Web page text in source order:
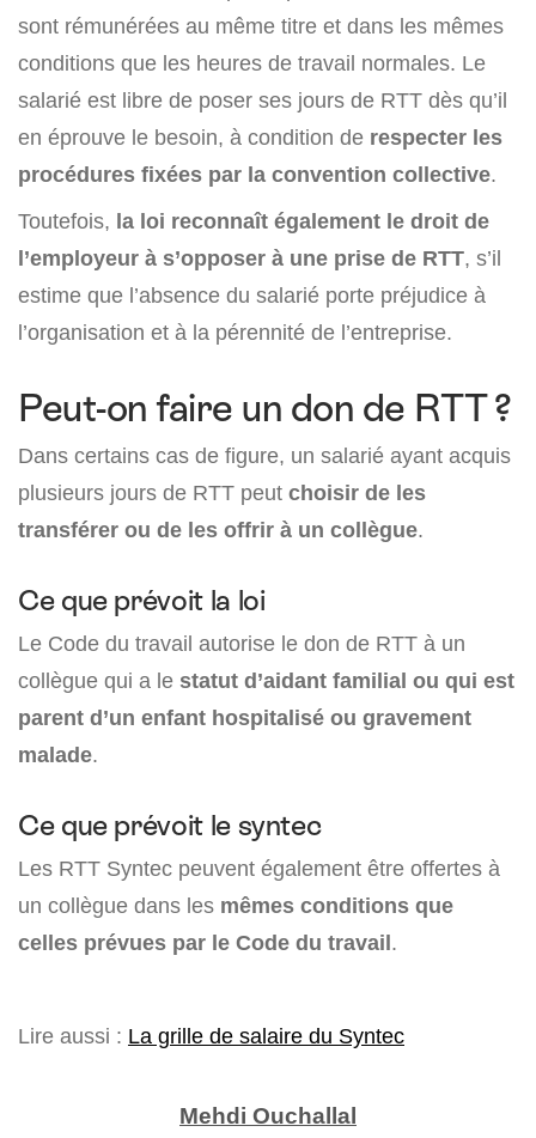
sont rémunérées au même titre et dans les mêmes
conditions que les heures de travail normales. Le
salarié est libre de poser ses jours de RTT dès qu’il
en éprouve le besoin, à condition de respecter les
procédures fixées par la convention collective.
Toutefois, la loi reconnaît également le droit de
l’employeur à s’opposer à une prise de RTT, s’il
estime que l’absence du salarié porte préjudice à
l’organisation et à la pérennité de l’entreprise.
Peut-on faire un don de RTT ?
Dans certains cas de figure, un salarié ayant acquis
plusieurs jours de RTT peut choisir de les
transférer ou de les offrir à un collègue.
Ce que prévoit la loi
Le Code du travail autorise le don de RTT à un
collègue qui a le statut d’aidant familial ou qui est
parent d’un enfant hospitalisé ou gravement
malade.
Ce que prévoit le syntec
Les RTT Syntec peuvent également être offertes à
un collègue dans les mêmes conditions que
celles prévues par le Code du travail.
Lire aussi : La grille de salaire du Syntec
Mehdi Ouchallal